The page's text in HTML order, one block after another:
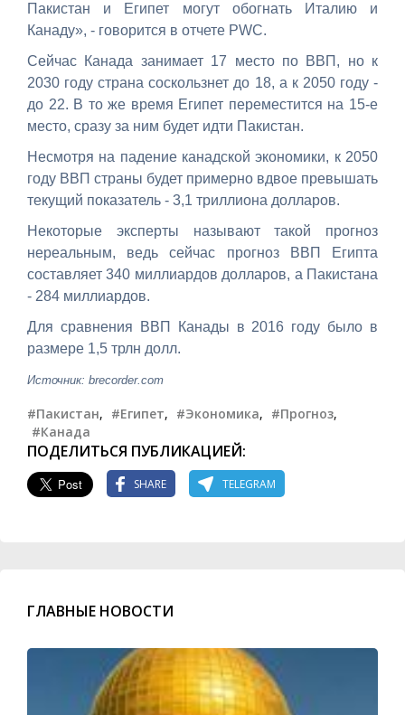
Пакистан и Египет могут обогнать Италию и
Канаду», - говорится в отчете PWC.
Сейчас Канада занимает 17 место по ВВП, но к
2030 году страна соскользнет до 18, а к 2050 году -
до 22. В то же время Египет переместится на 15-е
место, сразу за ним будет идти Пакистан.
Несмотря на падение канадской экономики, к 2050
году ВВП страны будет примерно вдвое превышать
текущий показатель - 3,1 триллиона долларов.
Некоторые эксперты называют такой прогноз
нереальным, ведь сейчас прогноз ВВП Египта
составляет 340 миллиардов долларов, а Пакистана
- 284 миллиардов.
Для сравнения ВВП Канады в 2016 году было в
размере 1,5 трлн долл.
Источник: brecorder.com
#Пакистан, #Египет, #Экономика, #Прогноз,
#Канада
ПОДЕЛИТЬСЯ ПУБЛИКАЦИЕЙ:
SHARE TELEGRAM
ГЛАВНЫЕ НОВОСТИ